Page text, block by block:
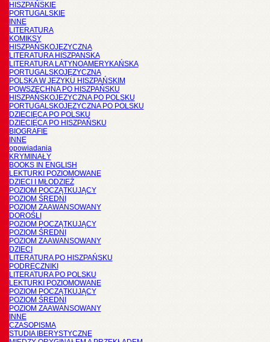
HISZPAŃSKIE
PORTUGALSKIE
INNE
LITERATURA
KOMIKSY
HISZPAŃSKOJĘZYCZNA
LITERATURA HISZPANSKA
LITERATURA LATYNOAMERYKAŃSKA
PORTUGALSKOJĘZYCZNA
POLSKA W JĘZYKU HISZPAŃSKIM
POWSZECHNA PO HISZPAŃSKU
HISZPAŃSKOJĘZYCZNA PO POLSKU
PORTUGALSKOJĘZYCZNA PO POLSKU
DZIECIĘCA PO POLSKU
DZIECIĘCA PO HISZPAŃSKU
BIOGRAFIE
INNE
opowiadania
KRYMINAŁY
BOOKS IN ENGLISH
LEKTURKI POZIOMOWANE
DZIECI I MŁODZIEŻ
POZIOM POCZĄTKUJĄCY
POZIOM ŚREDNI
POZIOM ZAAWANSOWANY
DOROŚLI
POZIOM POCZĄTKUJĄCY
POZIOM ŚREDNI
POZIOM ZAAWANSOWANY
DZIECI
LITERATURA PO HISZPAŃSKU
PODRĘCZNIKI
LITERATURA PO POLSKU
LEKTURKI POZIOMOWANE
POZIOM POCZĄTKUJĄCY
POZIOM ŚREDNI
POZIOM ZAAWANSOWANY
INNE
CZASOPISMA
STUDIA IBERYSTYCZNE